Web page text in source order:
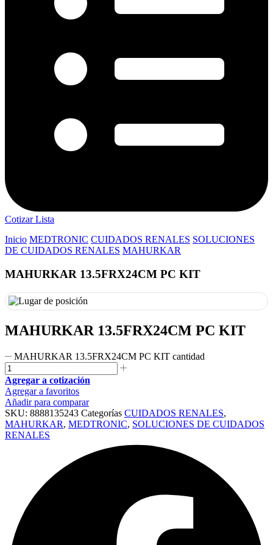
Cotizar Lista
Inicio MEDTRONIC CUIDADOS RENALES SOLUCIONES
DE CUIDADOS RENALES MAHURKAR
MAHURKAR 13.5FRX24CM PC KIT
MAHURKAR 13.5FRX24CM PC KIT
MAHURKAR 13.5FRX24CM PC KIT cantidad
Agregar a cotización
Agregar a favoritos
Añadir para comparar
SKU: 8888135243 Categorías CUIDADOS RENALES,
MAHURKAR, MEDTRONIC, SOLUCIONES DE CUIDADOS
RENALES